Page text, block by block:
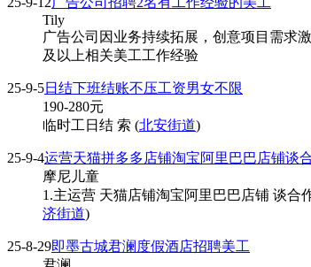
Tily
广告公司因业务持续拓展，创意项目需求
及以上相关美工工作经验
25-9-5日结下班结账不压工资男女不限
190-280元
临时工日结 索 (北安街道)
25-9-4运营天猫拼多多店铺淘宝阿里巴巴店铺谈
摩尼儿童
1.主运营 天猫店铺淘宝阿里巴巴店铺 谈合
济街道)
25-8-29即墨古城君澜度假酒店招聘美工